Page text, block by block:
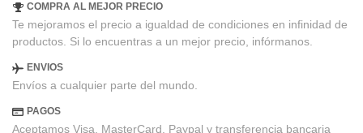
COMPRA AL MEJOR PRECIO
Te mejoramos el precio a igualdad de condiciones en infinidad de
productos. Si lo encuentras a un mejor precio, infórmanos.
ENVIOS
Envíos a cualquier parte del mundo.
PAGOS
Aceptamos Visa, MasterCard, Paypal y transferencia bancaria